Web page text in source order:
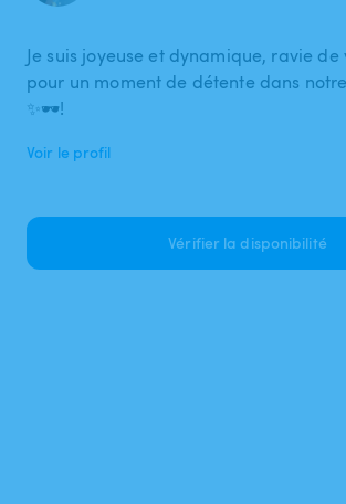
Je suis joyeuse et dynamique, ravie
pour un moment de détente dans
✨🕶️!
Voir le profil
Vérifier la disponibilité